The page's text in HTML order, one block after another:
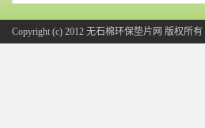
Copyright (c) 2012 无石棉环保垫片网 版权所有